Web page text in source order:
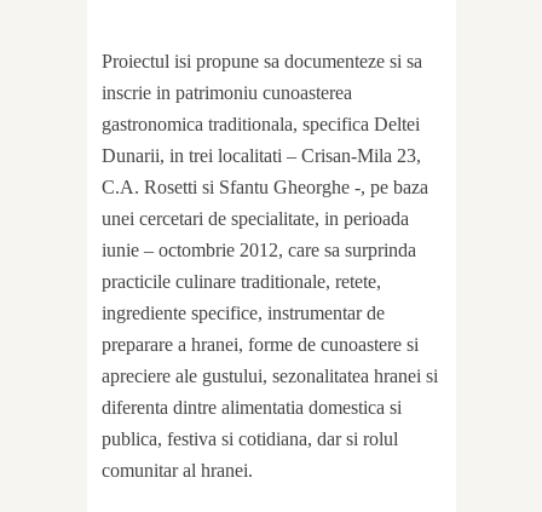
Proiectul isi propune sa documenteze si sa
inscrie in patrimoniu cunoasterea
gastronomica traditionala, specifica Deltei
Dunarii, in trei localitati – Crisan-Mila 23,
C.A. Rosetti si Sfantu Gheorghe -, pe baza
unei cercetari de specialitate, in perioada
iunie – octombrie 2012, care sa surprinda
practicile culinare traditionale, retete,
ingrediente specifice, instrumentar de
preparare a hranei, forme de cunoastere si
apreciere ale gustului, sezonalitatea hranei si
diferenta dintre alimentatia domestica si
publica, festiva si cotidiana, dar si rolul
comunitar al hranei.